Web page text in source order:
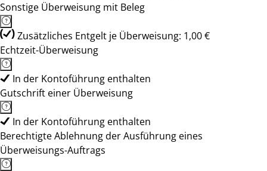
Sonstige Überweisung mit Beleg
Zusätzliches Entgelt je Überweisung: 1,00 €
Echtzeit-Überweisung
In der Kontoführung enthalten
Gutschrift einer Überweisung
In der Kontoführung enthalten
Berechtigte Ablehnung der Ausführung eines
Überweisungs-Auftrags